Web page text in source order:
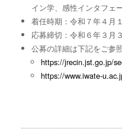
イン学、感性インタフェー
着任時期：令和７年４月
応募締切：令和６年３月
公募の詳細は下記をご参
https://jrecin.jst.go.jp/
https://www.iwate-